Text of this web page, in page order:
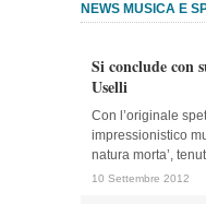
NEWS MUSICA E
Si conclude con
Uselli
Con l’originale
impressionistico
natura morta’,
10 Settembre 2012